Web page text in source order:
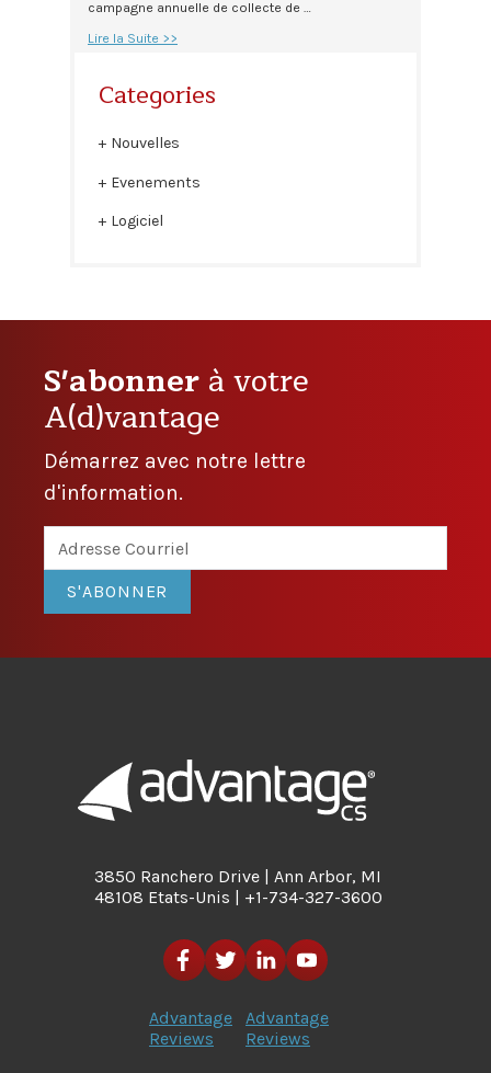
campagne annuelle de collecte de …
Lire la Suite >>
Categories
Nouvelles
Evenements
Logiciel
S'abonnerà votre
A(d)vantage
Démarrez avec notre lettre
d'information.
S'ABONNER
3850 Ranchero Drive | Ann Arbor, MI
48108 Etats-Unis | +1-734-327-3600
Advantage
Reviews
Advantage
Reviews